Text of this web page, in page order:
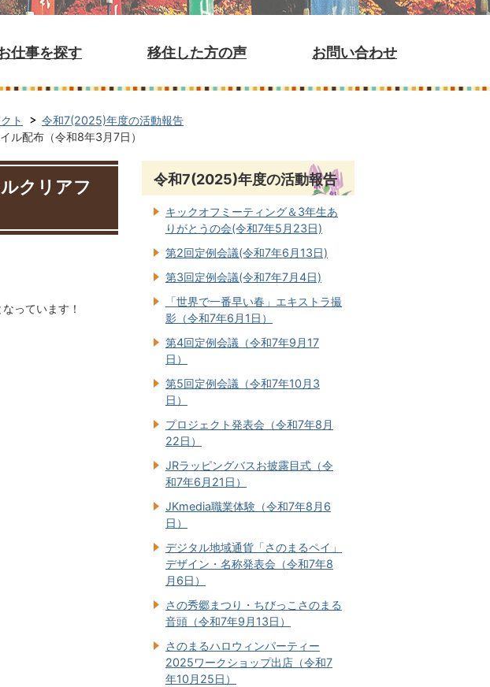
仕事を探す 移住した方の声 お問い合わせ
ト
令和7(2025)年度の活動報告
ル配布（令和8年3月7日）
クリアフ
っています！
令和7(2025)年度の活動報告
キックオフミーティング＆3年生あ
りがとうの会(令和7年5月23日)
第2回定例会議(令和7年6月13日)
第3回定例会議(令和7年7月4日)
「世界で一番早い春」エキストラ撮
影（令和7年6月1日）
第4回定例会議（令和7年9月17
日）
第5回定例会議（令和7年10月3
日）
プロジェクト発表会（令和7年8月
22日）
JRラッピングバスお披露目式（令
和7年6月21日）
JKmedia職業体験（令和7年8月6
日）
デジタル地域通貨「さのまるペイ」
デザイン・名称発表会（令和7年8
月6日）
さの秀郷まつり・ちびっこさのまる
音頭（令和7年9月13日）
さのまるハロウィンパーティー
2025ワークショップ出店（令和7
年10月25日）